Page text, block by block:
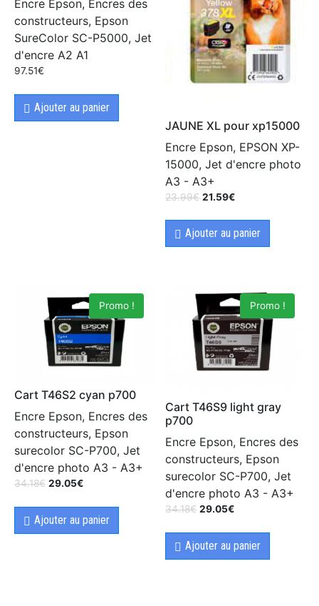
Encre Epson, Encres des
constructeurs, Epson
SureColor SC-P5000, Jet
d'encre A2 A1
97.51€
Ajouter au panier
JAUNE XL pour xp15000
Encre Epson, EPSON XP-
15000, Jet d'encre photo
A3 - A3+
23.99€ 21.59€
Ajouter au panier
Promo !
Cart T46S2 cyan p700
Encre Epson, Encres des
constructeurs, Epson
surecolor SC-P700, Jet
d'encre photo A3 - A3+
34.18€ 29.05€
Ajouter au panier
Promo !
Cart T46S9 light gray
p700
Encre Epson, Encres des
constructeurs, Epson
surecolor SC-P700, Jet
d'encre photo A3 - A3+
34.18€ 29.05€
Ajouter au panier